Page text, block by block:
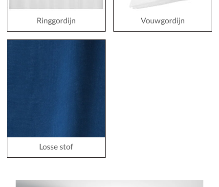
Ringgordijn Vouwgordijn
Losse stof